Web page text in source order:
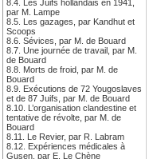
8.4. Les Juifs hollandais en 1941,
par M. Lampe
8.5. Les gazages, par Kandhut et
Scoops
8.6. Sévices, par M. de Bouard
8.7. Une journée de travail, par M.
de Bouard
8.8. Morts de froid, par M. de
Bouard
8.9. Exécutions de 72 Yougoslaves
et de 87 Juifs, par M. de Bouard
8.10. L’organisation clandestine et
tentative de révolte, par M. de
Bouard
8.11. Le Revier, par R. Labram
8.12. Expériences médicales à
Gusen, par E. Le Chène